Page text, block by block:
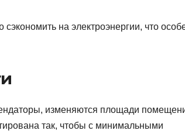
на электроэнергии, что
изменяются площади
так, чтобы с минимальными